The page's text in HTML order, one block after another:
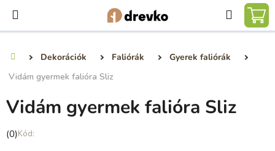
fő
Dekorációk Faliórák
Gyerek faliórák
Vidám gyermek falióra Sliz
Vidám gyermek falióra Sliz
A
(0)